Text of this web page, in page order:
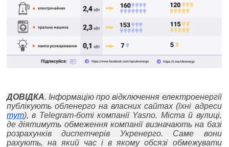
ДОВІДКА. Інформацію про відключення електроенергії
публікують обленерго на власних сайтах (їхні адреси
тут), в Telegram-боті компанії Yasno. Міста й вулиці,
де діятимуть обмеження компанії визначають на базі
розрахунків диспетчерів Укренерго. Саме вони
рахують, на який час і в якому обсязі обмежувати